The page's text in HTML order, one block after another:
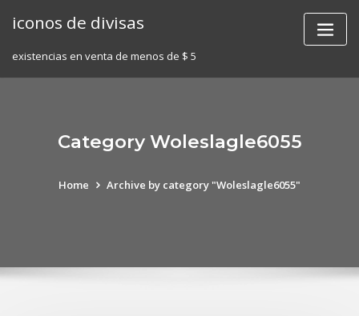
iconos de divisas
existencias en venta de menos de $ 5
Category Woleslagle6055
Home Archive by category "Woleslagle6055"